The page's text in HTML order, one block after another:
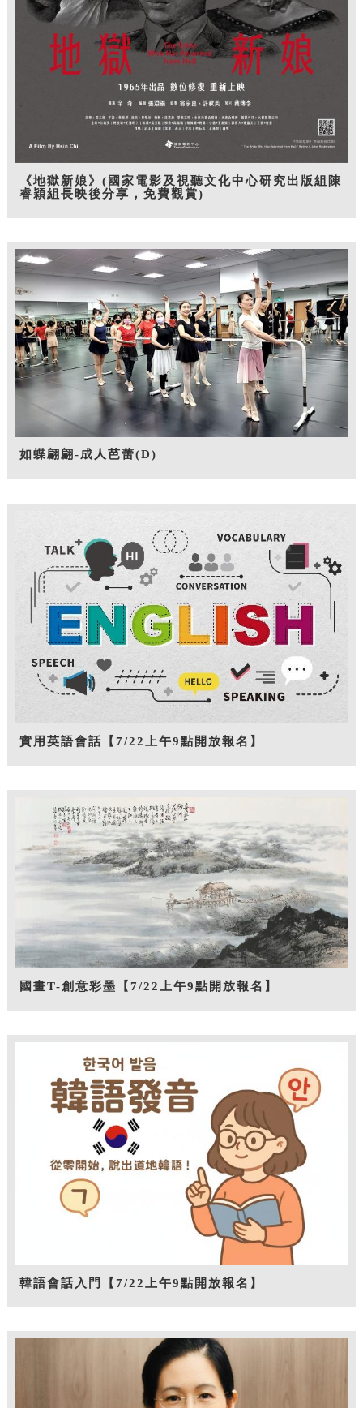
《地獄新娘》(國家電影及視聽文化中心研究出版組陳
睿穎組長映後分享，免費觀賞)
如蝶翩翩-成人芭蕾(D)
實用英語會話【7/22上午9點開放報名】
國畫T-創意彩墨【7/22上午9點開放報名】
韓語會話入門【7/22上午9點開放報名】